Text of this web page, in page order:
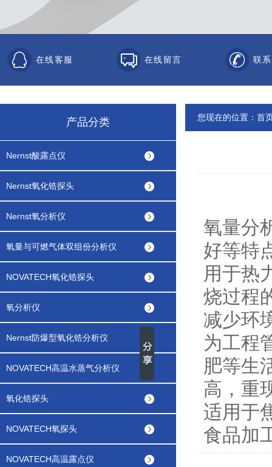
在线客服 在线留言 联
产品分类
Nernst酸露点仪
Nernst氧化锆探头
Nernst氧分析仪
氧量与可燃气体双组份分析仪
NOVATECH氧化锆探头
氧分析仪
Nernst防爆型氧化锆分析仪
NOVATECH高温水蒸气分析仪
氧化锆探头
NOVATECH氧探头
NOVATECH高温露点仪
您现在的位置： 首
氧量分
好等特
用于热
烧过程
减少环
为工程
肥等生
高，重
适用于
食品加